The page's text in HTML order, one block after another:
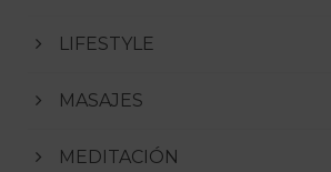
LIFESTYLE
MASAJES
MEDITACIÓN